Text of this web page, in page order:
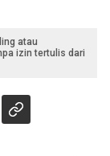
atau
izin tertulis dari